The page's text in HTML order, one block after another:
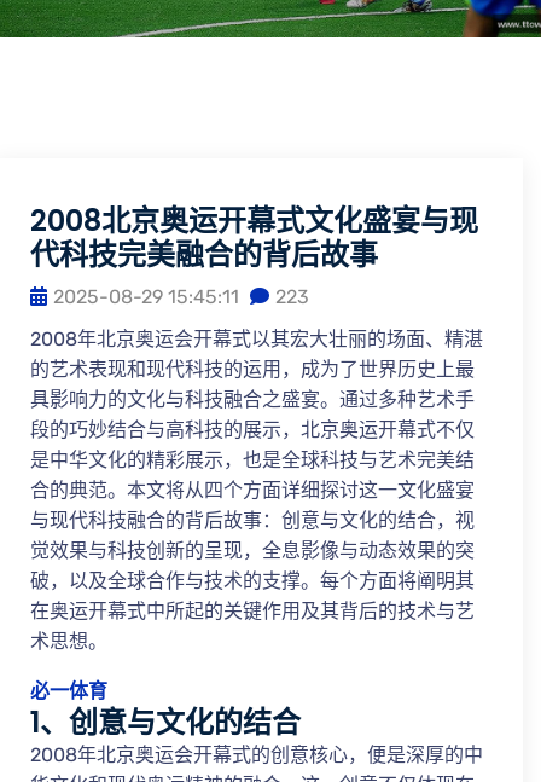
2008北京奥运开幕式文化盛宴与现
代科技完美融合的背后故事
2025-08-29 15:45:11
223
2008年北京奥运会开幕式以其宏大壮丽的场面、精湛
的艺术表现和现代科技的运用，成为了世界历史上最
具影响力的文化与科技融合之盛宴。通过多种艺术手
段的巧妙结合与高科技的展示，北京奥运开幕式不仅
是中华文化的精彩展示，也是全球科技与艺术完美结
合的典范。本文将从四个方面详细探讨这一文化盛宴
与现代科技融合的背后故事：创意与文化的结合，视
觉效果与科技创新的呈现，全息影像与动态效果的突
破，以及全球合作与技术的支撑。每个方面将阐明其
在奥运开幕式中所起的关键作用及其背后的技术与艺
术思想。
必一体育
1、创意与文化的结合
2008年北京奥运会开幕式的创意核心，便是深厚的中